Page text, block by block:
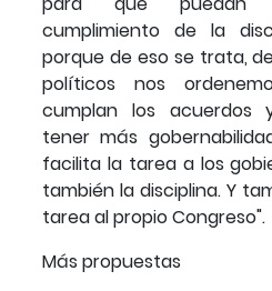
cumplimiento de la
porque de eso se trata,
políticos nos
cumplan los acuerdos
tener más
facilita la tarea a los
también la disciplina. Y
tarea al propio Congreso".
Más propuestas